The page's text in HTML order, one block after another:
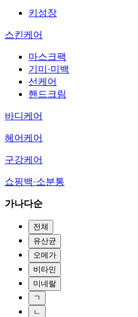
키성장
스킨케어
마스크팩
기미·미백
선케어
핸드크림
바디케어
헤어케어
구강케어
쇼핑백·소분통
가나다순
전체
유산균
오메가
비타민
미네랄
ㄱ
ㄴ